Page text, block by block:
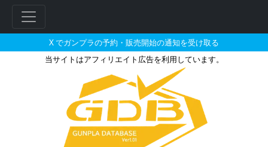
X でガンプラの予約・販売開始の通知を受け取る
当サイトはアフィリエイト広告を利用しています。
ダリー・ニエル・ガンズが搭乗